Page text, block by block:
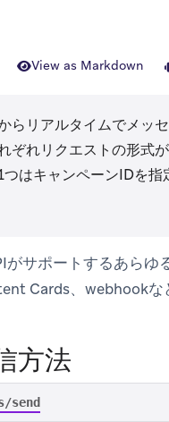
View as Markdown
らリアルタイムでメッ
ぞれリクエストの形式
つはキャンペーンIDを
がサポートするあら
Cards、webhookな
方法
send